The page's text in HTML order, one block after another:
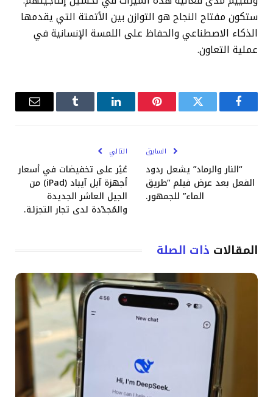
ستكون مفتاح النجاح هو التوازن بين الأتمتة التي يقدمها
الذكاء الاصطناعي والحفاظ على اللمسة الإنسانية في
عملية التعاون.
فيسبوكتويتر بينتيريستلينكدإن Tumblrالبريد
السابق
“النار والرماد” يشعل ردود
الفعل بعد عرض فيلم “طريق
الماء” للجمهور.
التالي
عُثِر على تخفيضات في أسعار
أجهزة آبل آيباد (iPad) من
الجيل العاشر الجديدة
والمُجدّدة لدى تجار التجزئة.
المقالات ذات الصلة